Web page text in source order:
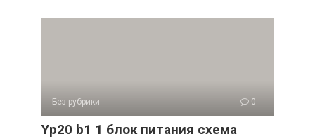
Без рубрики 0
Yp20 b1 1 блок питания схема